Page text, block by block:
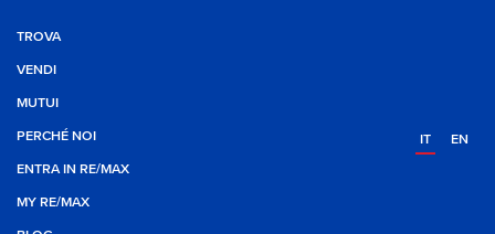
TROVA
VENDI
MUTUI
PERCHÉ NOI
ENTRA IN RE/MAX
MY RE/MAX
IT EN